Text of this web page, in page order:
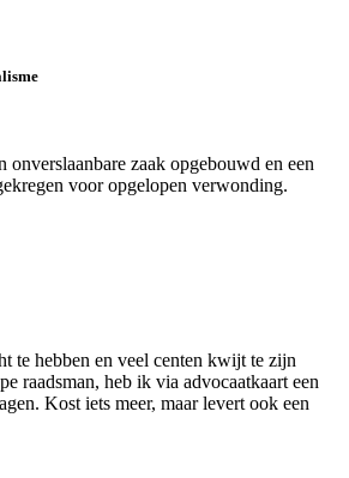
onverslaanbare zaak opgebouwd en een
voor opgelopen verwonding.
te hebben en veel centen kwijt te zijn
raadsman, heb ik via advocaatkaart een
Kost iets meer, maar levert ook een